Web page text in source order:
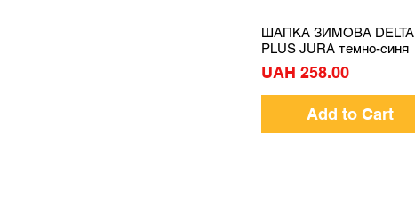
Quick View
ШАПКА ЗИМОВА DELTA
PLUS JURA темно-синя
Price
UAH 258.00
Add to Cart